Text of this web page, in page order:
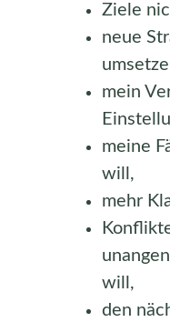
Ziele
neue
mein
meine
will,
mehr
will,
den